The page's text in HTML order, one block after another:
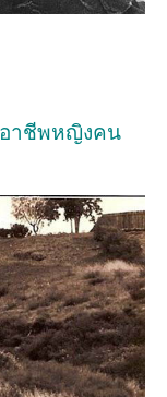
อาชีพหญิงคน